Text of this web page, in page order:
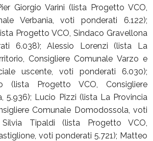
Giorgio Varini (lista Progetto VCO,
Verbania, voti ponderati 6.122);
Progetto VCO, Sindaco Gravellona
6.038); Alessio Lorenzi (lista La
Consigliere Comunale Varzo e
uscente, voti ponderati 6.030);
(lista Progetto VCO, Consigliere
5.936); Lucio Pizzi (lista La Provincia
Comunale Domodossola, voti
Tipaldi (lista Progetto VCO,
voti ponderati 5.721); Matteo